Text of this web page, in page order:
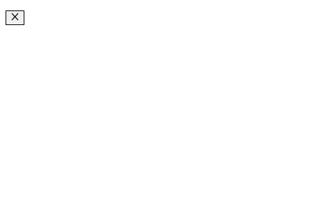
Schließen